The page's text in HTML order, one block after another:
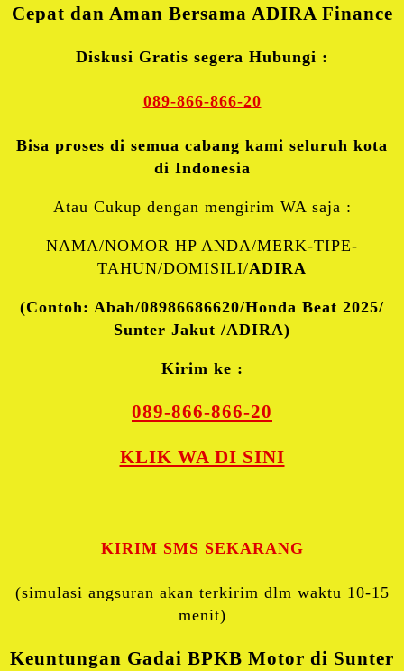
Cepat dan Aman Bersama ADIRA Finance
Diskusi Gratis segera Hubungi :
089-866-866-20
Bisa proses di semua cabang kami seluruh kota
di Indonesia
Atau Cukup dengan mengirim WA saja :
NAMA/NOMOR HP ANDA/MERK-TIPE-
TAHUN/DOMISILI/ADIRA
(Contoh: Abah/08986686620/Honda Beat 2025/
Sunter Jakut /ADIRA)
Kirim ke :
089-866-866-20
KLIK WA DI SINI
KIRIM SMS SEKARANG
(simulasi angsuran akan terkirim dlm waktu 10-15
menit)
Keuntungan Gadai BPKB Motor di Sunter